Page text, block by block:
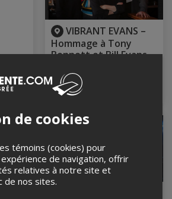
VIBRANT EVANS –
Hommage à Tony
Bennett et Bill Evans
La Petite boite noire,
Sherbrooke, QC
de cookies
témoins (cookies) pour
de navigation, offrir
relatives à notre site et
de nos sites.